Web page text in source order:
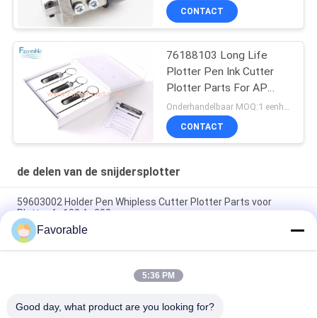
CONTACT
76188103 Long Life
Plotter Pen Ink Cutter
Plotter Parts For AP
Plotter
Onderhandelbaar MOQ:1 eenheid/eenheden Negociate
CONTACT
de delen van de snijdersplotter
59603002 Holder Pen Whipless Cutter Plotter Parts voor
Plotter Ap100 Ap300
77685000 Nip Roller Assy, Cutter Plotter onderdelen voor
Cutter Plotter Infinity
86128050 Y AXIS motor geschikt voor Gerber Infinity Cutter
Favorable
5:36 PM
Good day, what product are you looking for?